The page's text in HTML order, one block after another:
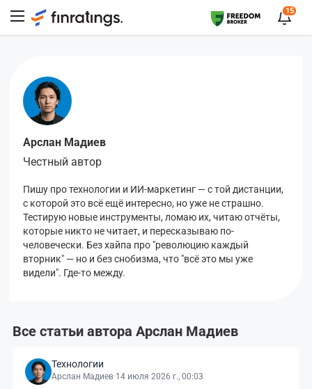
15
Арслан Мадиев
Честный автор
Пишу про технологии и ИИ-маркетинг — с той дистанции,
с которой это всё ещё интересно, но уже не страшно.
Тестирую новые инструменты, ломаю их, читаю отчёты,
которые никто не читает, и пересказываю по-
человечески. Без хайпа про "революцию каждый
вторник" — но и без снобизма, что "всё это мы уже
видели". Где-то между.
Все статьи автора Арслан Мадиев
Технологии
Арслан Мадиев·14 июля 2026 г., 00:03